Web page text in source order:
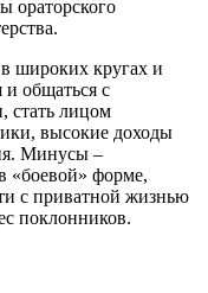
ораторского
широких кругах и
и общаться с
стать лицом
высокие доходы
Минусы –
«боевой» форме,
с приватной жизнью
поклонников.